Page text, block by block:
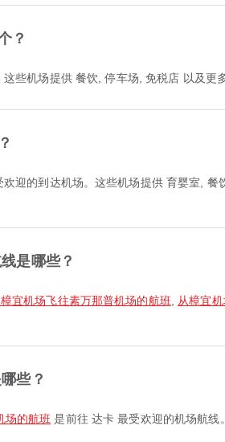
？
些机场提供 餐饮, 停车场, 免税店 以及更
欢迎的到达机场。这些机场提供 育婴室,
是哪些？
樟宜机场飞往素万那普机场的航班 从樟宜
些？
场的航班 是前往 达卡 最受欢迎的机场航线